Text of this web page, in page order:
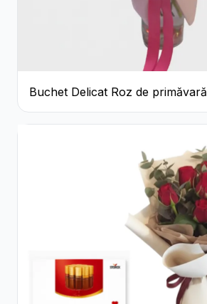
Buchet Delicat Roz de primăvară